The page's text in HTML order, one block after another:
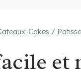
Cakes /
et